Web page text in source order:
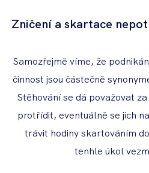
Zničení a skartace
Samozřejmě víme, že
činnost jsou částečně
Stěhování se dá považovat
protřídit, eventuálně se jich
trávit hodiny skartováním
tenhle úkol